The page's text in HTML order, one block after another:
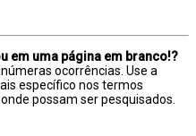
em uma página em branco!?
ocorrências. Use a
específico nos termos
possam ser pesquisados.